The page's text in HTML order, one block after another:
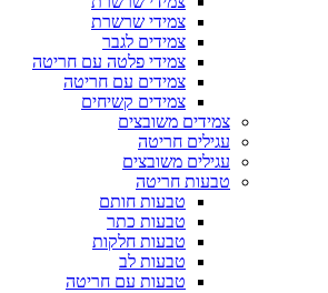
צמידי שרשרת
צמידים לגבר
צמידי פלטה עם חריטה
צמידים עם חריטה
צמידים קשיחים
צמידים משובצים
עגילים חריטה
עגילים משובצים
טבעות חריטה
טבעות חותם
טבעות כתר
טבעות חלקות
טבעות לב
טבעות עם חריטה